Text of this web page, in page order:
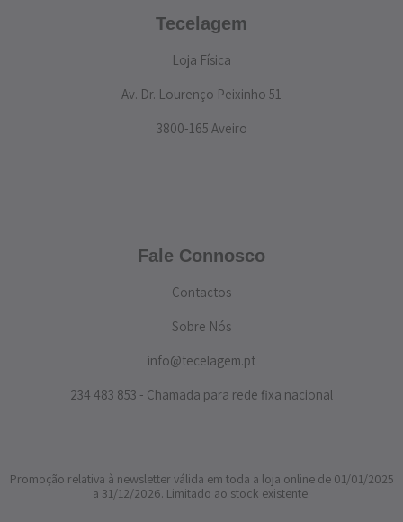
Tecelagem
Loja Física
Av. Dr. Lourenço Peixinho 51
3800-165 Aveiro
Fale Connosco
Contactos
Sobre Nós
info@tecelagem.pt
234 483 853 - Chamada para rede fixa nacional
Promoção relativa à newsletter válida em toda a loja online de 01/01/2025
a 31/12/2026. Limitado ao stock existente.